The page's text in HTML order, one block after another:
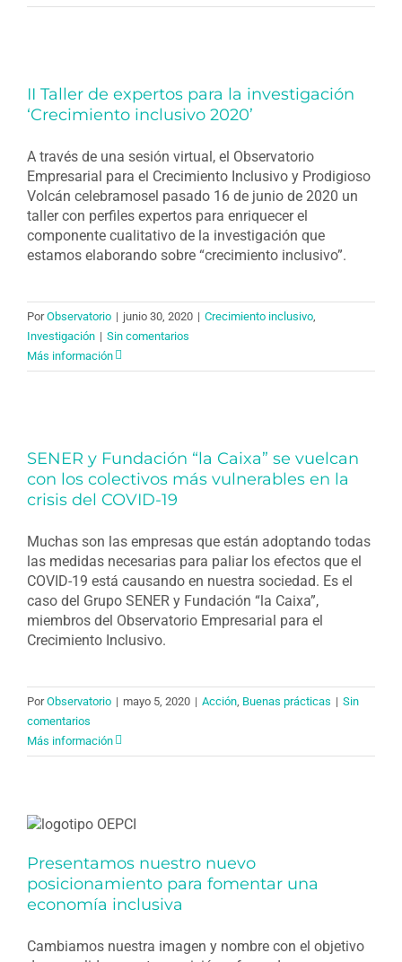
II Taller de expertos para la investigación
‘Crecimiento inclusivo 2020’
A través de una sesión virtual, el Observatorio
Empresarial para el Crecimiento Inclusivo y Prodigioso
Volcán celebramosel pasado 16 de junio de 2020 un
taller con perfiles expertos para enriquecer el
componente cualitativo de la investigación que
estamos elaborando sobre “crecimiento inclusivo”.
PorObservatorio | junio 30, 2020 | Crecimiento inclusivo
Investigación | Sin comentarios
Más información
SENER y Fundación “la Caixa” se vuelcan
con los colectivos más vulnerables en la
crisis del COVID-19
Muchas son las empresas que están adoptando todas
las medidas necesarias para paliar los efectos que el
COVID-19 está causando en nuestra sociedad. Es el
caso del Grupo SENER y Fundación “la Caixa”,
miembros del Observatorio Empresarial para el
Crecimiento Inclusivo.
PorObservatorio | mayo 5, 2020 | Acción Buenas prácticas | Sin
comentarios
Más información
Presentamos nuestro nuevo
posicionamiento para fomentar una
economía inclusiva
Cambiamos nuestra imagen y nombre con el objetivo